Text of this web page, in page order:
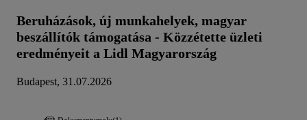
Beruházások, új munkahelyek, magyar
beszállítók támogatása - Közzétette üzleti
eredményeit a Lidl Magyarország
Budapest, 31.07.2026